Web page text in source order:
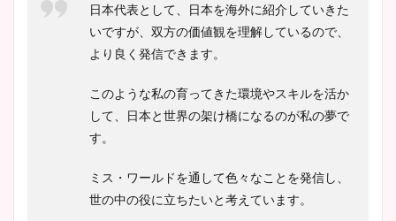
日本代表として、日本を海外に紹介していきた
いですが、双方の価値観を理解しているので、
より良く発信できます。
このような私の育ってきた環境やスキルを活か
して、日本と世界の架け橋になるのが私の夢で
す。
ミス・ワールドを通して色々なことを発信し、
世の中の役に立ちたいと考えています。